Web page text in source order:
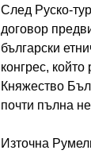
След Руско-
договор
български
конгрес,
Княжество
почти пълна
Източна